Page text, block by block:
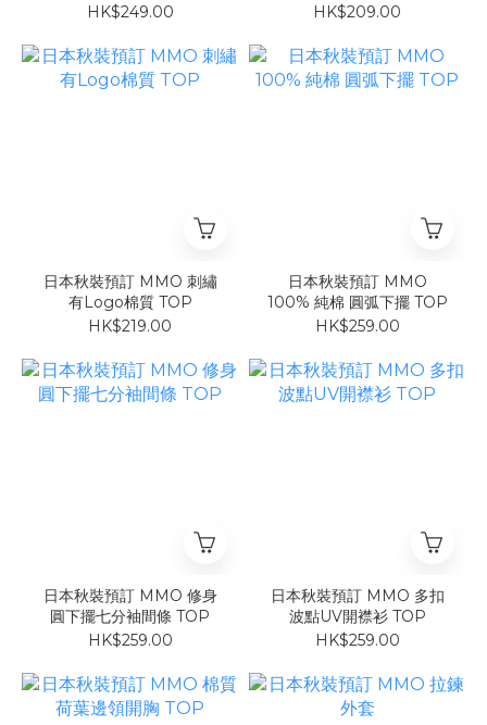
HK$249.00
HK$209.00
日本秋裝預訂 MMO 刺繡
有Logo棉質 TOP
HK$219.00
日本秋裝預訂 MMO
100% 純棉 圓弧下擺 TOP
HK$259.00
日本秋裝預訂 MMO 修身
圓下擺七分袖間條 TOP
HK$259.00
日本秋裝預訂 MMO 多扣
波點UV開襟衫 TOP
HK$259.00